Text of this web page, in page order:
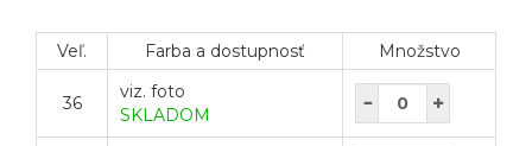
Veľ. Farba a dostupnosť Množstvo
36
viz. foto
SKLADOM